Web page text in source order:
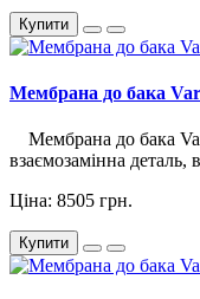
Купити
Мембрана до бака
Мембрана до бака
взаємозамінна деталь,
Ціна: 8505 грн.
Купити